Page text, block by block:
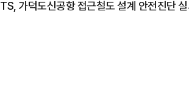
TS, 가덕도신공항 접근철도 설계 안전진단